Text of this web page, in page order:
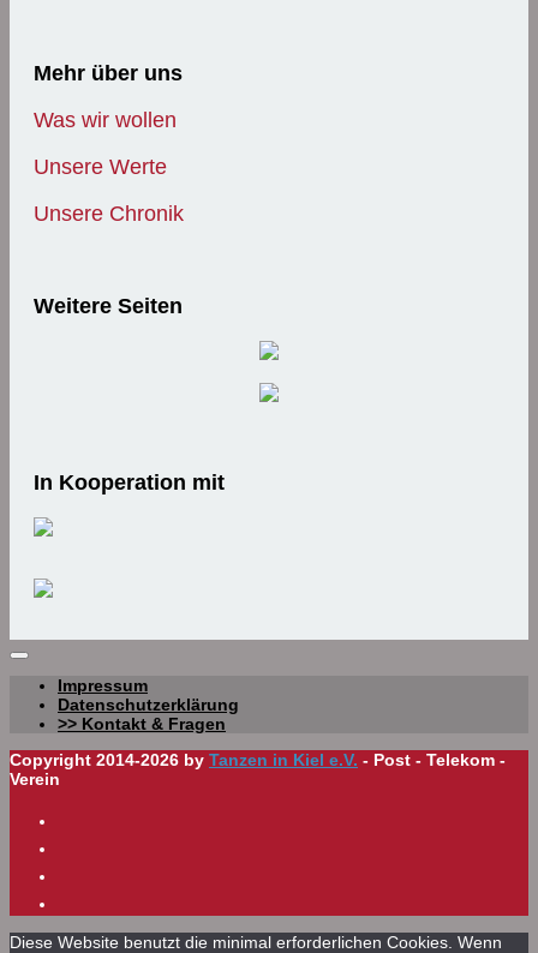
Mehr über uns
Was wir wollen
Unsere Werte
Unsere Chronik
Weitere Seiten
In Kooperation mit
Impressum
Datenschutzerklärung
>> Kontakt & Fragen
Copyright 2014-2026 by Tanzen in Kiel e.V. - Post - Telekom -
Verein
Diese Website benutzt die minimal erforderlichen Cookies. Wenn